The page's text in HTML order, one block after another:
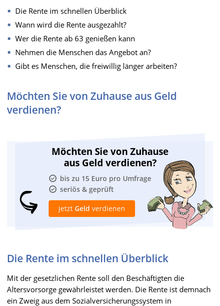
Die Rente im schnellen Überblick
Wann wird die Rente ausgezahlt?
Wer die Rente ab 63 genießen kann
Nehmen die Menschen das Angebot an?
Gibt es Menschen, die freiwillig länger arbeiten?
Möchten Sie von Zuhause aus Geld
verdienen?
Möchten Sie von Zuhause
aus Geld verdienen?
bis zu 15 Euro pro Umfrage
seriös & geprüft
Jetzt Geld verdienen
Die Rente im schnellen Überblick
Mit der gesetzlichen Rente soll den Beschäftigten die
Altersvorsorge gewährleistet werden. Die Rente ist demnach
ein Zweig aus dem Sozialversicherungssystem in